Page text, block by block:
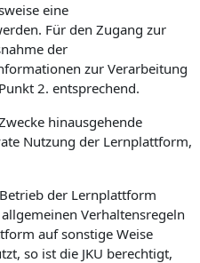
eine
Für den Zugang zur
der
zur Verarbeitung
2. entsprechend.
hinausgehende
Nutzung der Lernplattform,
der Lernplattform
Verhaltensregeln
auf sonstige Weise
so ist die JKU berechtigt,